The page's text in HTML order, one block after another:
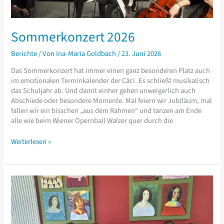
Sommerkonzert 2026
Berichte/ Von Ina-Maria Goldbach/23. Juni 2026
Das Sommerkonzert hat immer einen ganz besonderen Platz auch
im emotionalen Terminkalender der Cäci. Es schließt musikalisch
das Schuljahr ab. Und damit einher gehen unweigerlich auch
Abschiede oder besondere Momente. Mal feiern wir Jubiläum, mal
fallen wir ein bisschen „aus dem Rahmen“ und tanzen am Ende
alle wie beim Wiener Opernball Walzer quer durch die
Sommerkonzert
Weiterlesen »